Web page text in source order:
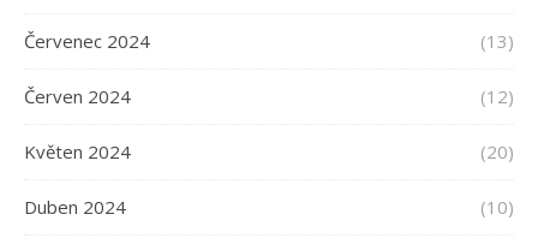
Červenec 2024 (13)
Červen 2024 (12)
Květen 2024 (20)
Duben 2024 (10)